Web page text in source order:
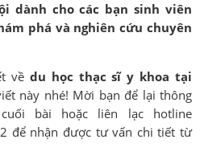
dành cho các bạn sinh viên
phá và nghiên cứu chuyên
về du học thạc sĩ y khoa tại
này nhé! Mời bạn để lại thông
bài hoặc liên lạc hotline
để nhận được tư vấn chi tiết từ